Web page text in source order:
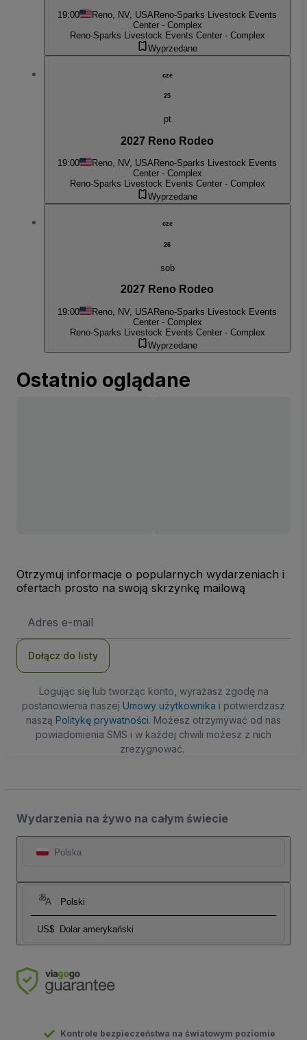
19:00 Reno, NV, USA Reno-Sparks Livestock Events
Center - Complex
Reno-Sparks Livestock Events Center - Complex
Wyprzedane
cze
25
pt
2027 Reno Rodeo
19:00 Reno, NV, USAReno-Sparks Livestock Events
Center - Complex
Reno-Sparks Livestock Events Center - Complex
Wyprzedane
cze
26
sob
2027 Reno Rodeo
19:00 Reno, NV, USAReno-Sparks Livestock Events
Center - Complex
Reno-Sparks Livestock Events Center - Complex
Wyprzedane
Ostatnio oglądane
Otrzymuj informacje o popularnych wydarzeniach i
ofertach prosto na swoją skrzynkę mailową
e-
Dołącz do listy
Logując się lub tworząc konto, wyrażasz zgodę na
postanowienia naszej Umowy użytkownika i potwierdzasz
naszą Politykę prywatności. Możesz otrzymywać od nas
powiadomienia SMS i w każdej chwili możesz z nich
zrezygnować.
Wydarzenia na żywo na całym świecie
Polska
Polski
US$ Dolar amerykański
Kontrole bezpieczeństwa na światowym poziomie